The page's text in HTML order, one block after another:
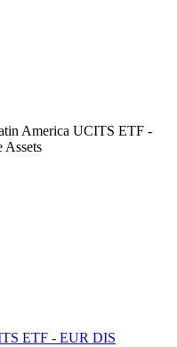
America UCITS ETF -
Assets
ETF - EUR DIS